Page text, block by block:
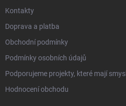
Kontakty
Doprava a platba
Obchodní podmínky
Podmínky osobních údajů
Podporujeme projekty, které mají smysl
Hodnocení obchodu